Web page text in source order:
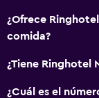
¿Ofrece
comida?
¿Tiene Ringhotel
¿Cuál es el